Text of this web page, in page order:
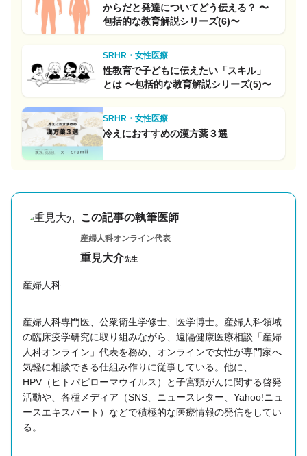
からだと発達についてどう伝える？ 〜
包括的な教育解説シリーズ(6)〜
SRHR・女性医療
性教育で子どもに伝えたい「スキル」
とは 〜包括的な教育解説シリーズ(5)〜
SRHR・女性医療
冷えにおすすめの漢方薬３選
この記事の執筆医師
産婦人科オンライン代表
重見大介先生
産婦人科
産婦人科専門医、公衆衛生学修士、医学博士。産婦人科領域
の臨床疫学研究に取り組みながら、遠隔健康医療相談「産婦
人科オンライン」代表を務め、オンラインで女性が専門家へ
気軽に相談できる仕組み作りに従事している。他に、
HPV（ヒトパピローマウイルス）と子宮頸がんに関する啓発
活動や、各種メディア（SNS、ニュースレター、Yahoo!ニュ
ースエキスパート）などで積極的な医療情報の発信をしてい
る。